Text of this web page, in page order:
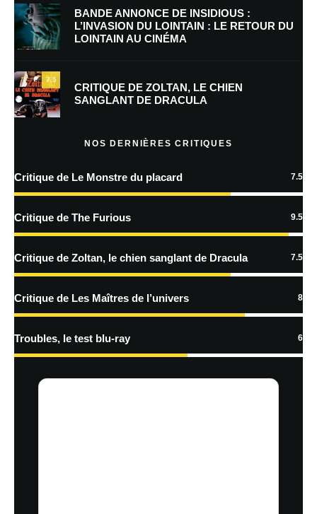
Enregistrer mon nom, mon e-mail et mon site dans le navigateur pour
mon prochain commentaire.
Prévenez-moi de tous les nouveaux commentaires par e-mail.
Prévenez-moi de tous les nouveaux articles par e-mail.
En savoir
traitées
BANDE ANNONCE DE INSIDIOUS :
L’INVASION DU LOINTAIN : LE RETOUR DU
LOINTAIN AU CINÉMA
7.5
CRITIQUE DE ZOLTAN, LE CHIEN
SANGLANT DE DRACULA
NOS DERNIÈRES CRITIQUES
Critique de Le Monstre du placard 7.5
Critique de The Furious 9.5
Critique de Zoltan, le chien sanglant de Dracula 7.5
Critique de Les Maîtres de l’univers 8
Troubles, le test blu-ray 6